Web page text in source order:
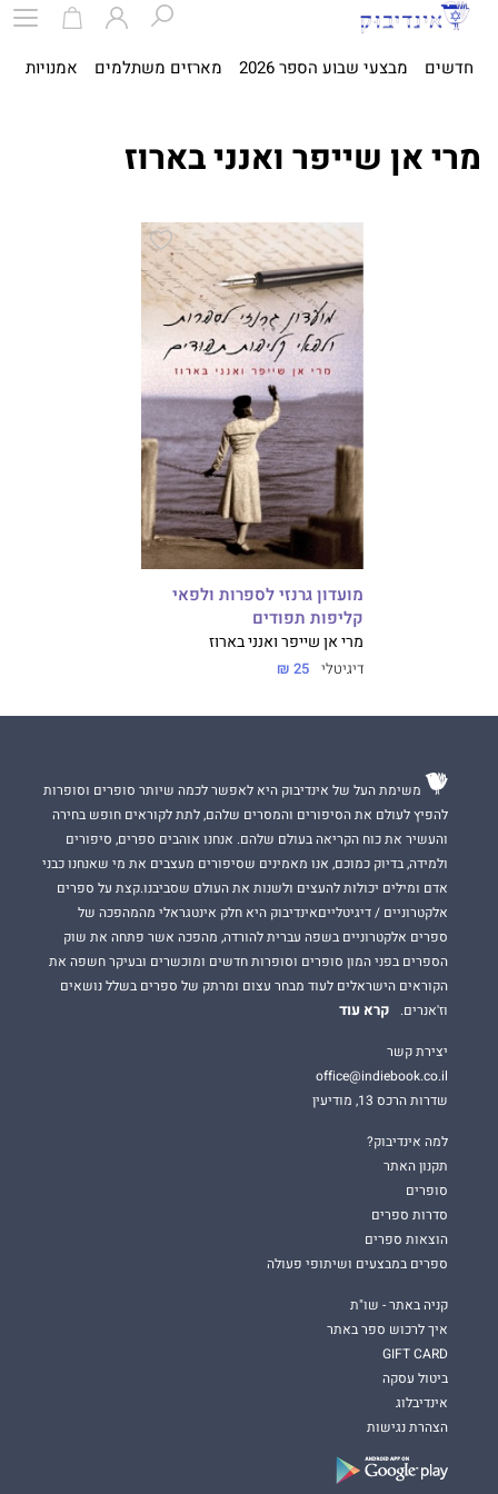
חדשים מבצעי שבוע הספר 2026 מארזים משתלמים אמנויות
מרי אן שייפר ואנני בארוז
מועדון גרנזי לספרות ולפאי
קליפות תפודים
מרי אן שייפר ואנני בארוז
דיגיטלי 25 ₪
משימת העל של אינדיבוק היא לאפשר לכמה שיותר סופרים וסופרות
להפיץ לעולם את הסיפורים והמסרים שלהם, לתת לקוראים חופש בחירה
והעשיר את כוח הקריאה בעולם שלהם. אנחנו אוהבים ספרים, סיפורים
ולמידה, בדיוק כמוכם, אנו מאמינים שסיפורים מעצבים את מי שאנחנו כבני
אדם ומילים יכולות להעצים ולשנות את העולם שסביבנו.קצת על ספרים
אלקטרוניים / דיגיטלייםאינדיבוק היא חלק אינטגראלי מהמהפכה של
ספרים אלקטרוניים בשפה עברית להורדה, מהפכה אשר פתחה את שוק
הספרים בפני המון סופרים וסופרות חדשים ומוכשרים ובעיקר חשפה את
הקוראים הישראלים לעוד מבחר עצום ומרתק של ספרים בשלל נושאים
וז'אנרים.
קרא עוד
יצירת קשר
office@indiebook.co.il
שדרות הרכס 13, מודיעין
למה אינדיבוק?
תקנון האתר
סופרים
סדרות ספרים
הוצאות ספרים
ספרים במבצעים ושיתופי פעולה
קניה באתר - שו"ת
איך לרכוש ספר באתר
GIFT CARD
ביטול עסקה
אינדיבלוג
הצהרת נגישות